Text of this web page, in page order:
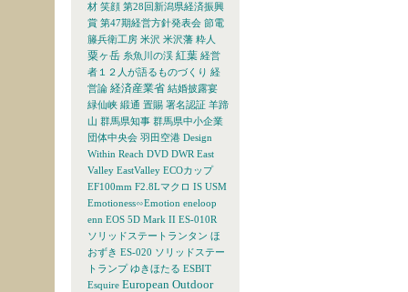
材 笑顔 第28回新潟県経済振興
賞 第47期経営方針発表会 節電
籐兵衛工房 米沢 米沢藩 粋人
粟ヶ岳 糸魚川の渓 紅葉 経営
者１２人が語るものづくり 経
営論 経済産業省 結婚披露宴
緑仙峡 緞通 置賜 署名認証 羊蹄
山 群馬県知事 群馬県中小企業
団体中央会 羽田空港 Design
Within Reach DVD DWR East
Valley EastValley ECOカップ
EF100mm F2.8Lマクロ IS USM
Emotioness∽Emotion eneloop
enn EOS 5D Mark II ES-010R
ソリッドステートランタン ほ
おずき ES-020 ソリッドステー
トランプ ゆきほたる ESBIT
Esquire European Outdoor